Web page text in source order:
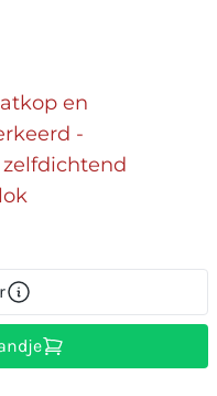
en
-
zelfdichtend